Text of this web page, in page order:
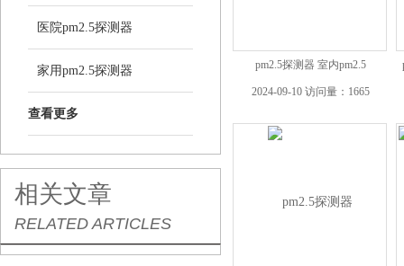
医院pm2.5探测器
家用pm2.5探测器
查看更多
相关文章
RELATED ARTICLES
pm2.5探测器 室内pm2.5
2024-09-10 访问量：1665